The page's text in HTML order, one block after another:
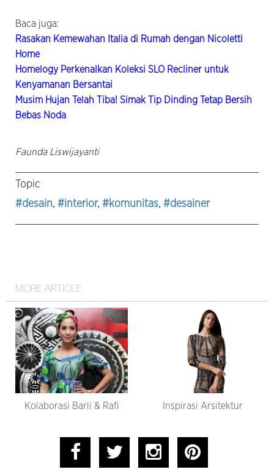
Baca juga:
Rasakan Kemewahan Italia di Rumah dengan Nicoletti
Home
Homelogy Perkenalkan Koleksi SLO Recliner untuk
Kenyamanan Bersantai
Musim Hujan Telah Tiba! Simak Tip Dinding Tetap Bersih
Bebas Noda
Faunda Liswijayanti
Topic
#desain, #interior, #komunitas, #desainer
MORE ARTICLE
Kolaborasi Barli & Rafi Inspirasi Arsitektur